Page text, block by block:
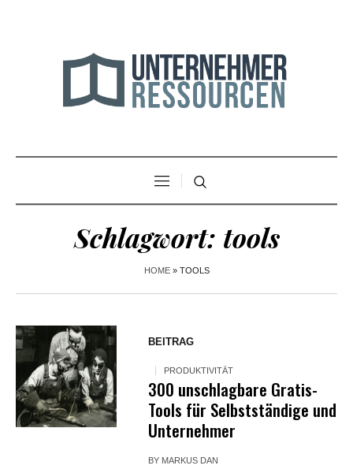
Schlagwort: tools
HOME» TOOLS
BEITRAG
PRODUKTIVITÄT
300 unschlagbare Gratis-
Tools für Selbstständige und
Unternehmer
BY MARKUS DAN